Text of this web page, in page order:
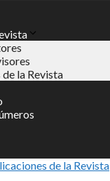
la Revista
de la Revista